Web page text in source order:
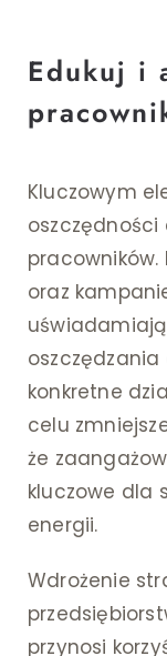
Edukuj i
Kluczowym
pracowników.
oraz
konkretne
celu
że
kluczowe dla
energii.
Wdrożenie
przynosi